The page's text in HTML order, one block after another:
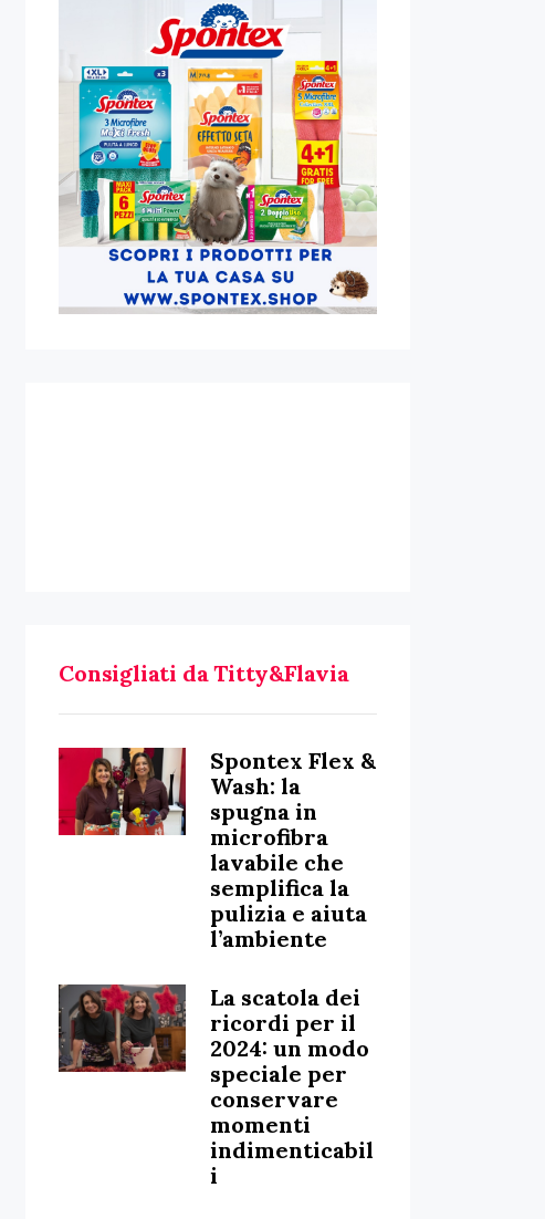
Consigliati da Titty&Flavia
Spontex Flex &
Wash: la
spugna in
microfibra
lavabile che
semplifica la
pulizia e aiuta
l’ambiente
La scatola dei
ricordi per il
2024: un modo
speciale per
conservare
momenti
indimenticabil
i